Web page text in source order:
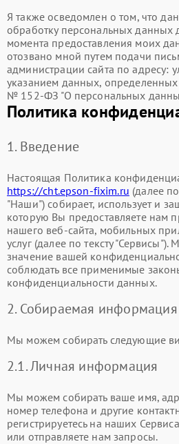
Я также осведомлен о том, что
обработку персональных данных
момента предоставления моих
отозвано мной путем подачи
администрации сайта по адресу:
указанием данных,
№ 152-ФЗ "О персональных
Политика
1. Введение
Настоящая Политика
https://cht.epson-fixim.ru (далее
"Наши") собирает, использует и
которую Вы предоставляете нам
нашего веб-сайта, мобильных
услуг (далее по тексту
значение вашей
соблюдать все применимые
конфиденциальности данных.
2. Собираемая информация
Мы можем собирать следующие
2.1. Личная информация
Мы можем собирать ваше имя,
номер телефона и другие
регистрируетесь на наших
или отправляете нам запросы.